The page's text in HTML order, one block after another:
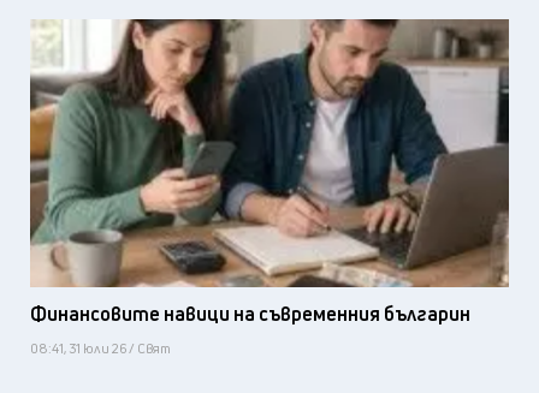
Финансовите навици на съвременния българин
08:41, 31 юли 26 / Свят